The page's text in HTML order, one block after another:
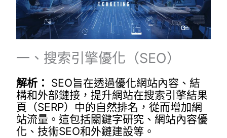
一、搜索引擎優化（SEO）
解析： SEO旨在透過優化網站內容、結
構和外部鏈接，提升網站在搜索引擎結果
頁（SERP）中的自然排名，從而增加網
站流量。這包括關鍵字研究、網站內容優
化、技術SEO和外鏈建設等。